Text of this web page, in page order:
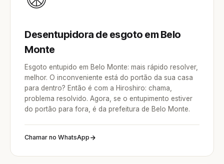
Desentupidora de esgoto em Belo
Monte
Esgoto entupido em Belo Monte: mais rápido resolver,
melhor. O inconveniente está do portão da sua casa
para dentro? Então é com a Hiroshiro: chama,
problema resolvido. Agora, se o entupimento estiver
do portão para fora, é da prefeitura de Belo Monte.
Chamar no WhatsApp